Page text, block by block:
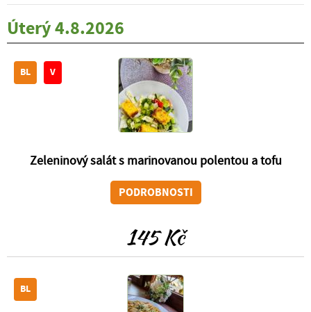
Úterý 4.8.2026
BL V
Zeleninový salát s marinovanou polentou a tofu
PODROBNOSTI
145 Kč
BL